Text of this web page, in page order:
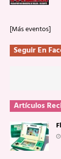
[Más eventos]
Seguir En
Artículos